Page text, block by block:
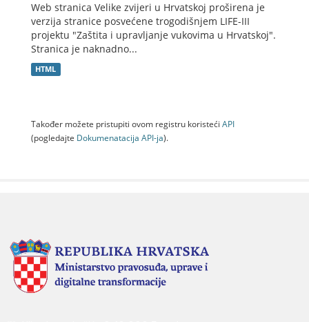
Web stranica Velike zvijeri u Hrvatskoj proširena je
verzija stranice posvećene trogodišnjem LIFE-III
projektu "Zaštita i upravljanje vukovima u Hrvatskoj".
Stranica je naknadno...
HTML
Također možete pristupiti ovom registru koristeći API
(pogledajte Dokumenаtаcijа API-jа).